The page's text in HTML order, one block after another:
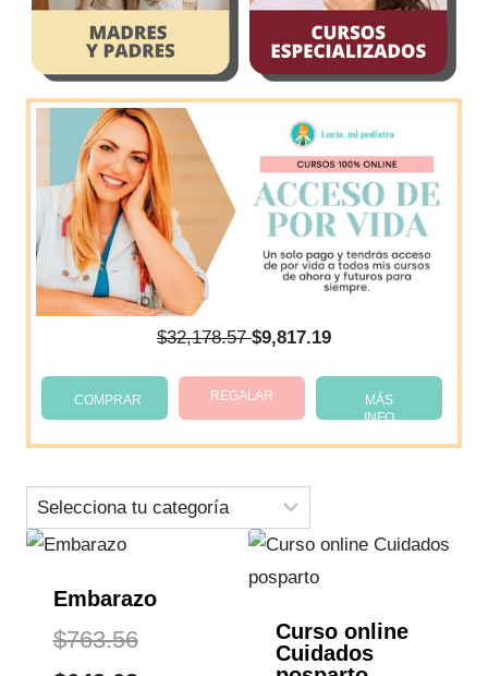
$32,178.57 $9,817.19
COMPRAR REGALAR
MÁS
INFO
Embarazo
$763.56El
Curso online
Cuidados